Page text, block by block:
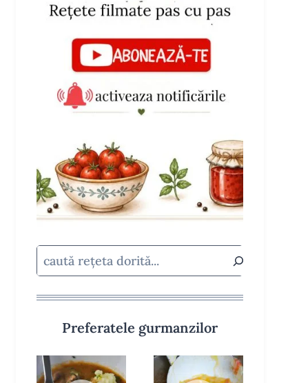
Caută
Preferatele gurmanzilor